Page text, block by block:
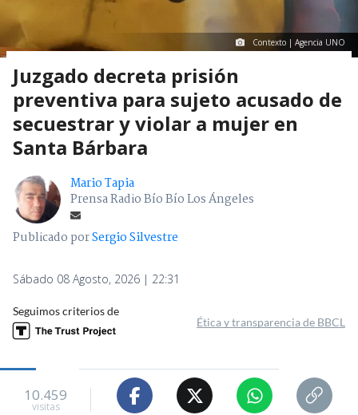
Contexto | Agencia UNO
Juzgado decreta prisión
preventiva para sujeto acusado de
secuestrar y violar a mujer en
Santa Bárbara
Mario Tapia
Prensa Radio Bío Bío Los Ángeles
Publicado porSergio Silvestre
Sábado 08 Agosto, 2026 | 22:31
Seguimos criterios de
Ética y transparencia de BBCL
10.459
visitas